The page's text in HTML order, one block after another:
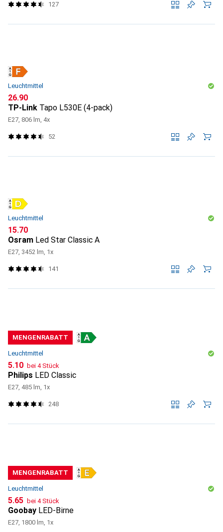
127
Leuchtmittel
CHF
26.90
TP-Link Tapo L530E (4-pack)
E27, 806 lm, 4x
52
Leuchtmittel
CHF
15.70
Osram Led Star Classic A
E27, 3452 lm, 1x
141
MENGENRABATT
Leuchtmittel
CHF
5.10 bei 4 Stück
Philips LED Classic
E27, 485 lm, 1x
248
MENGENRABATT
Leuchtmittel
CHF
5.65 bei 4 Stück
Goobay LED-Birne
E27, 1800 lm, 1x